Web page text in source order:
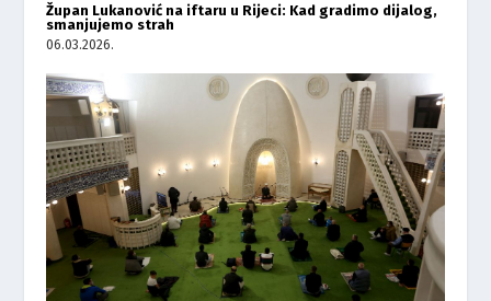
Župan Lukanović na iftaru u Rijeci: Kad gradimo dijalog,
smanjujemo strah
06.03.2026.